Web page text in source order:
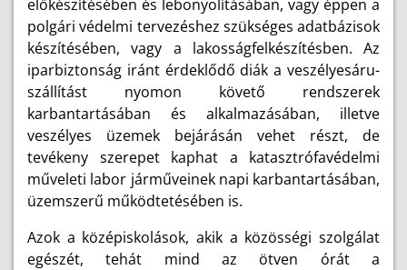
előkészítésében és lebonyolításában, vagy éppen a
polgári védelmi tervezéshez szükséges adatbázisok
készítésében, vagy a lakosságfelkészítésben. Az
iparbiztonság iránt érdeklődő diák a veszélyesáru-
szállítást nyomon követő rendszerek
karbantartásában és alkalmazásában, illetve
veszélyes üzemek bejárásán vehet részt, de
tevékeny szerepet kaphat a katasztrófavédelmi
műveleti labor járműveinek napi karbantartásában,
üzemszerű működtetésében is.
Azok a középiskolások, akik a közösségi szolgálat
egészét, tehát mind az ötven órát a